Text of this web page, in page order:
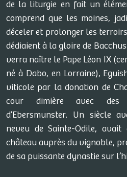
de la liturgie en fait un
comprend que les moines,
déceler et prolonger les
dédiaient à la gloire de
verra naître le Pape Léon IX
né à Dabo, en Lorraine),
viticole par la donation de
cour dimière avec des
d’Ebersmunster. Un siècle
neveu de Sainte-Odile,
château auprès du vignoble,
de sa puissante dynastie sur